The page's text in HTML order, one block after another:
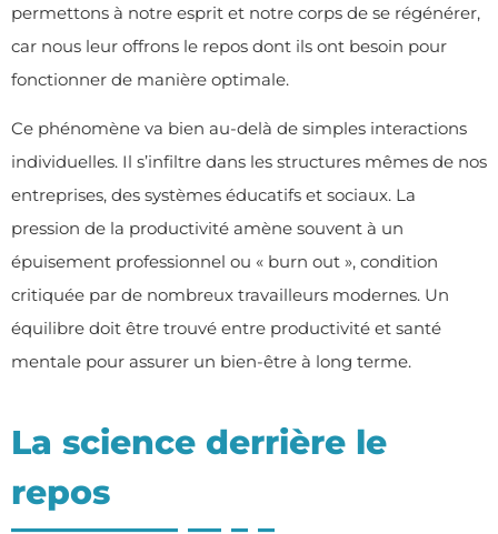
permettons à notre esprit et notre corps de se régénérer,
car nous leur offrons le repos dont ils ont besoin pour
fonctionner de manière optimale.
Ce phénomène va bien au-delà de simples interactions
individuelles. Il s’infiltre dans les structures mêmes de nos
entreprises, des systèmes éducatifs et sociaux. La
pression de la productivité amène souvent à un
épuisement professionnel ou « burn out », condition
critiquée par de nombreux travailleurs modernes. Un
équilibre doit être trouvé entre productivité et santé
mentale pour assurer un bien-être à long terme.
La science derrière le
repos